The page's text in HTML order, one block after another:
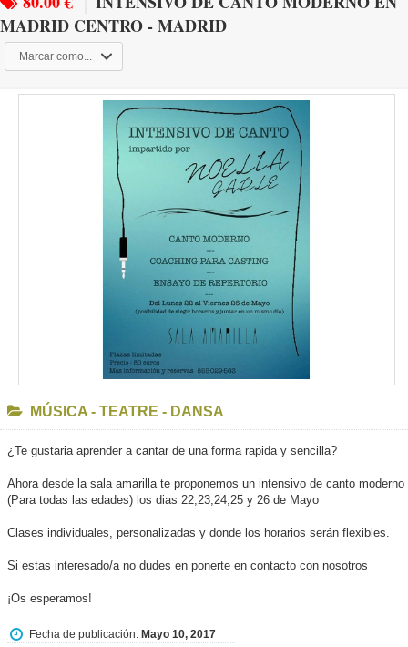
MADRID CENTRO - MADRID
Marcar como...
MÚSICA - TEATRE - DANSA
¿Te gustaria aprender a cantar de una forma rapida y sencilla?
Ahora desde la sala amarilla te proponemos un intensivo de canto moderno
(Para todas las edades) los dias 22,23,24,25 y 26 de Mayo
Clases individuales, personalizadas y donde los horarios serán flexibles.
Si estas interesado/a no dudes en ponerte en contacto con nosotros
¡Os esperamos!
Fecha de publicación: Mayo 10, 2017